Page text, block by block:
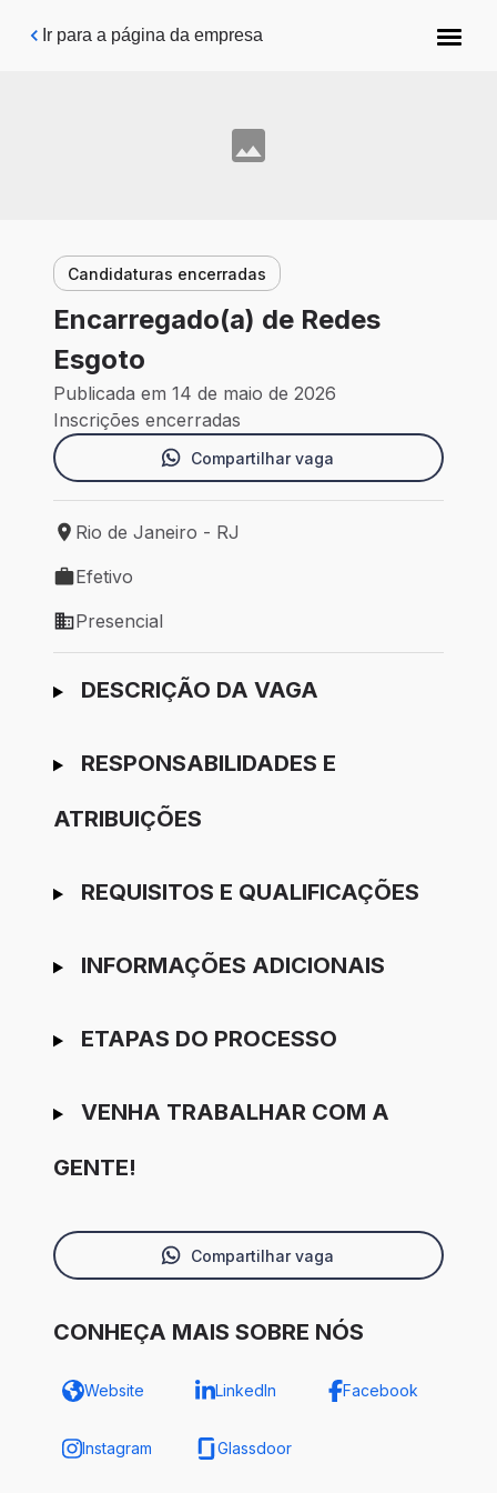
Pular para o conteúdo principal
Ir para a página da empresa
Candidaturas encerradas
Encarregado(a) de Redes
Esgoto
Publicada em 14 de maio de 2026
Inscrições encerradas
Compartilhar vaga
Local de trabalho: Rio de Janeiro - RJ
Rio de Janeiro - RJ
Tipo de vaga: Efetivo
Efetivo
Modelo de trabalho: Presencial
Presencial
Ir para candidatura
DESCRIÇÃO DA VAGA
RESPONSABILIDADES E
ATRIBUIÇÕES
REQUISITOS E QUALIFICAÇÕES
INFORMAÇÕES ADICIONAIS
ETAPAS DO PROCESSO
VENHA TRABALHAR COM A
GENTE!
Compartilhar vaga
CONHEÇA MAIS SOBRE NÓS
Website LinkedIn Facebook
Instagram Glassdoor